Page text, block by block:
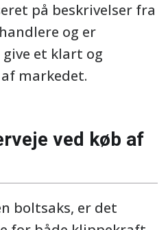
på beskrivelser fra
og er
et klart og
markedet.
ved køb af
boltsaks, er det